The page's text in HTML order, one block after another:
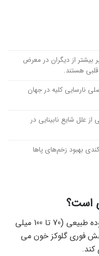
ها 2 تا 4 برابر بیشتر از دیگران در معرض
قلبی هستند.
نارسایی کلیه در جهان
از علل شایع نابینایی در
بهبود زخم‌های پاها
است؟
هنگامی که سطح گلوکز بالاتر از محدوده طبیعی (70 تا 100 میلی
فوری گلوکز خون می
کند.